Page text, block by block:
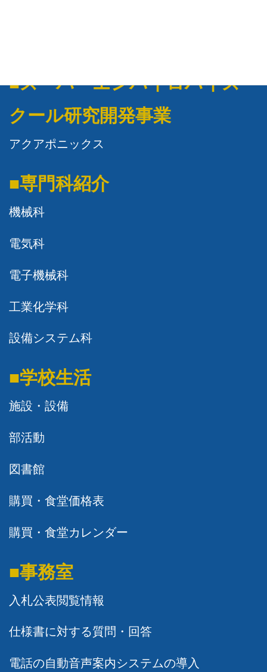
■スーパーエンバイロハイス
クール研究開発事業
アクアポニックス
■専門科紹介
機械科
電気科
電子機械科
工業化学科
設備システム科
■学校生活
施設・設備
部活動
図書館
購買・食堂価格表
購買・食堂カレンダー
■事務室
入札公表閲覧情報
仕様書に対する質問・回答
電話の自動音声案内システムの導入